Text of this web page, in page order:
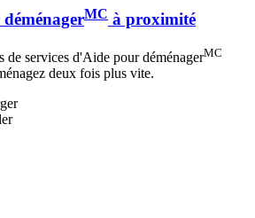
MC à proximité
de services d'Aide pour déménagerMC
deux fois plus vite.